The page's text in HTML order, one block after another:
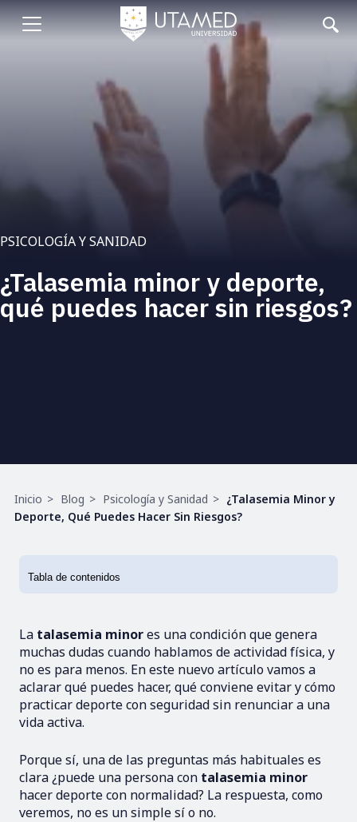
Pasar
al
Abrir
PSICOLOGÍA Y SANIDAD
¿Talasemia minor y deporte,
qué puedes hacer sin riesgos?
Ruta
de
Inicio Blog Psicología y Sanidad
¿Talasemia Minor y
Deporte, Qué Puedes Hacer Sin Riesgos?
La talasemia minores una condición que genera
muchas dudas cuando hablamos de actividad física, y
no es para menos. En este nuevo artículo vamos a
aclarar qué puedes hacer, qué conviene evitar y cómo
practicar deporte con seguridad sin renunciar a una
vida activa.
Porque sí, una de las preguntas más habituales es
clara ¿puede una persona con talasemia minor
hacer deporte con normalidad? La respuesta, como
veremos, no es un simple sí o no.